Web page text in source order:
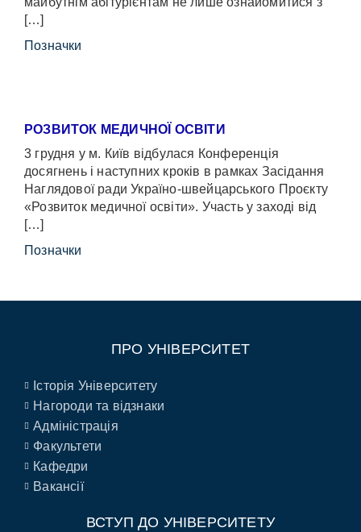
[…]
Позначки
РОЗВИТОК МЕДИЧНОЇ ОСВІТИ
3 грудня у м. Київ відбулася Конференція
досягнень і наступних кроків в рамках Засідання
Наглядової ради Україно-швейцарського Проєкту
«Розвиток медичної освіти». Участь у заході від
[…]
Позначки
ПРО УНІВЕРСИТЕТ
Історія Університету
Нагороди та відзнаки
Адміністрація
Факультети
Кафедри
Вакансії
ВСТУП ДО УНІВЕРСИТЕТУ